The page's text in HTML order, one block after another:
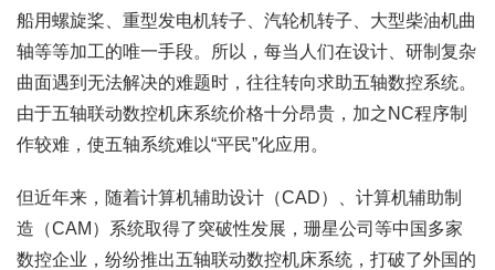
船用螺旋桨、重型发电机转子、汽轮机转子、大型柴油机曲
轴等等加工的唯一手段。所以，每当人们在设计、研制复杂
曲面遇到无法解决的难题时，往往转向求助五轴数控系统。
由于五轴联动数控机床系统价格十分昂贵，加之NC程序制
作较难，使五轴系统难以“平民”化应用。
但近年来，随着计算机辅助设计（CAD）、计算机辅助制
造（CAM）系统取得了突破性发展，珊星公司等中国多家
数控企业，纷纷推出五轴联动数控机床系统，打破了外国的